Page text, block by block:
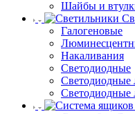
Шайбы и
Галогеновые
Накаливания
Светодиодные
Светодиодные
Светодиодные